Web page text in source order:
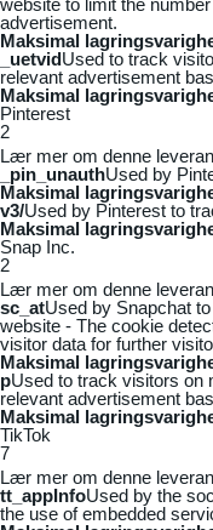
advertisement.
Maksimal
_uetvidUsed to track
relevant advertisement
Maksimal
Pinterest
2
Lær mer om denne
_pin_unauthUsed by
Maksimal
v3/Used by Pinterest to
Maksimal
Snap Inc.
2
Lær mer om denne
sc_atUsed by Snapchat
website - The cookie
visitor data for further
Maksimal
pUsed to track visitors on
relevant advertisement
Maksimal
TikTok
7
Lær mer om denne
tt_appInfoUsed by the
the use of embedded